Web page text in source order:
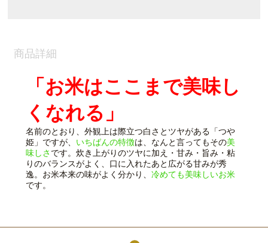
商品詳細
「お米はここまで美味し
くなれる」
名前のとおり、外観上は際立つ白さとツヤがある「つや
姫」ですが、 いちばんの特徴は、なんと言ってもその美
味しさ です。炊き上がりのツヤに加え・甘み・旨み・粘
りのバランスがよく、口に入れたあと広がる甘みが秀
逸。お米本来の味がよく分かり、冷めても美味しいお米
です。